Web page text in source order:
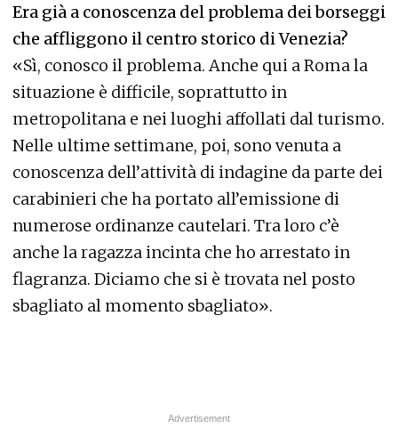
Era già a conoscenza del problema dei borseggi
che affliggono il centro storico di Venezia?
«Sì, conosco il problema. Anche qui a Roma la
situazione è difficile, soprattutto in
metropolitana e nei luoghi affollati dal turismo.
Nelle ultime settimane, poi, sono venuta a
conoscenza dell’attività di indagine da parte dei
carabinieri che ha portato all’emissione di
numerose ordinanze cautelari. Tra loro c’è
anche la ragazza incinta che ho arrestato in
flagranza. Diciamo che si è trovata nel posto
sbagliato al momento sbagliato».